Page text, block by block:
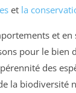
et la
et en
pour le bien
des
la biodiversité